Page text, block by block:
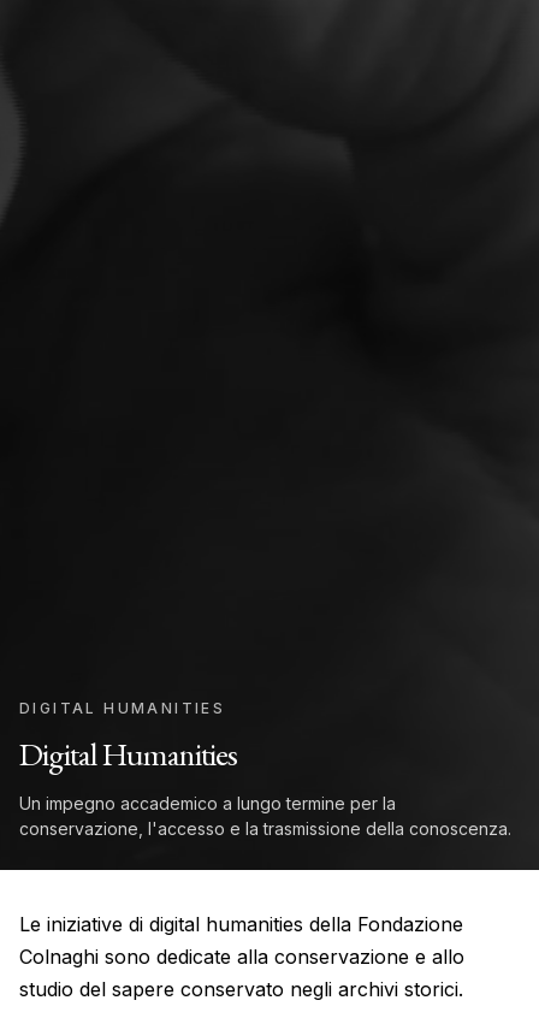
DIGITAL HUMANITIES
Digital Humanities
Un impegno accademico a lungo termine per la
conservazione, l'accesso e la trasmissione della conoscenza.
Le iniziative di digital humanities della Fondazione
Colnaghi sono dedicate alla conservazione e allo
studio del sapere conservato negli archivi storici.